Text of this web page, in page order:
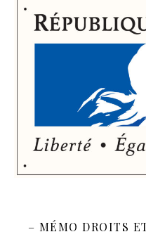
– MÉMO DROITS